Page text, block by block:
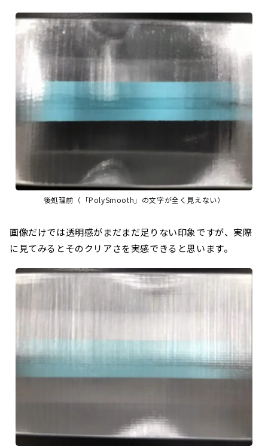
後処理前（「PolySmooth」の文字が全く見えない）
画像だけでは透明感がまだまだ足りない印象ですが、実際
に見てみるとそのクリアさを実感できると思います。